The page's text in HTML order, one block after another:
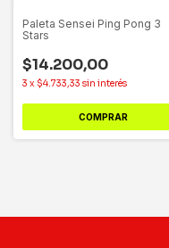
Paleta Sensei Ping Pong 3
Stars
$14.200,00
3 x $4.733,33 sin interés
COMPRAR